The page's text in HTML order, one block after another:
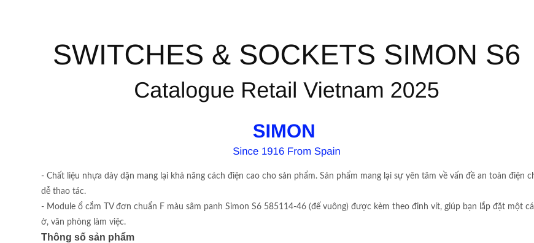
- Chất liệu nhựa dày dặn mang lại khả năng cách điện cao cho sản phẩm. Sản phẩm mang lại sự yên tâm về vấn đề an toàn
dễ thao tác.
- Module ổ cắm TV đơn chuẩn F màu sâm panh Simon S6 585114-46 (đế vuông) được kèm theo đinh vít, giúp bạn lắp đặt một
ở, văn phòng làm việc.
Thông số sản phẩm